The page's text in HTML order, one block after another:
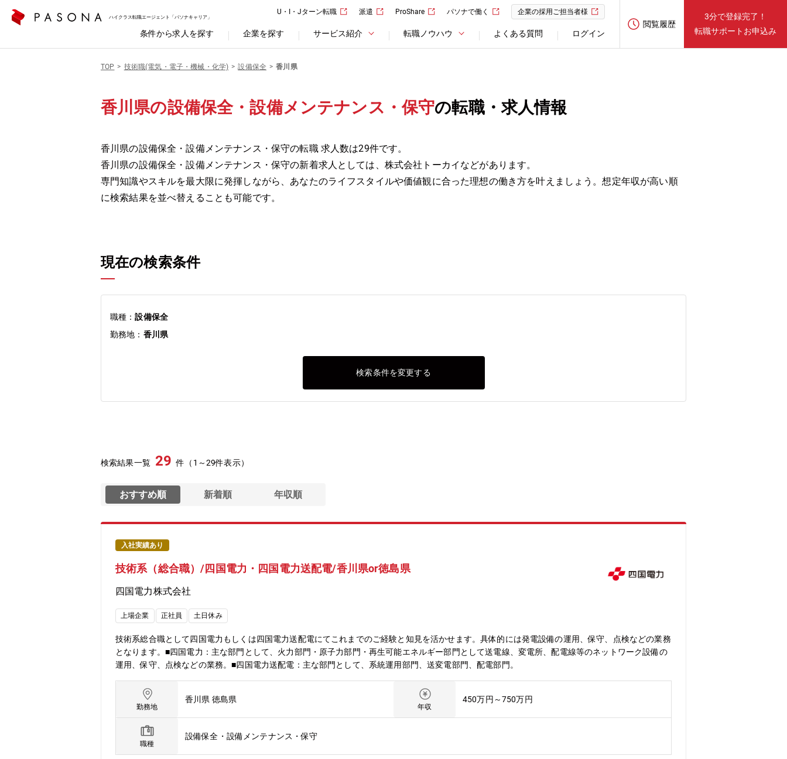
ハイクラス転職エージェント「パソナキャリア」
U・I・Jターン転職 派遣 ProShare パソナで働く 企業の採用ご担当者様
条件から求人を探す 企業を探す サービス紹介 転職ノウハウ よくある質問 ログイン
閲覧履歴
3分で登録完了！
転職サポートお申込み
TOP 技術職(電気・電子・機械・化学) 設備保全 香川県
香川県の設備保全・設備メンテナンス・保守の転職・求人情報
香川県の設備保全・設備メンテナンス・保守の転職 求人数は29件です。
香川県の設備保全・設備メンテナンス・保守の新着求人としては、株式会社トーカイなどがあります。
専門知識やスキルを最大限に発揮しながら、あなたのライフスタイルや価値観に合った理想の働き方を叶えましょう。想定年収が高い順
に検索結果を並べ替えることも可能です。
現在の検索条件
職種：設備保全
勤務地： 香川県
検索条件を変更する
検索結果一覧 29 件（1～29件表示）
おすすめ順 新着順 年収順
入社実績あり
技術系（総合職）/四国電力・四国電力送配電/香川県or徳島県
四国電力株式会社
上場企業 正社員 土日休み
技術系総合職として四国電力もしくは四国電力送配電にてこれまでのご経験と知見を活かせます。具体的には発電設備の運用、保守、点検などの業務
となります。■四国電力：主な部門として、火力部門・原子力部門・再生可能エネルギー部門として送電線、変電所、配電線等のネットワーク設備の
運用、保守、点検などの業務。■四国電力送配電：主な部門として、系統運用部門、送変電部門、配電部門。
勤務地
香川県 徳島県
年収
450万円～750万円
職種
設備保全・設備メンテナンス・保守